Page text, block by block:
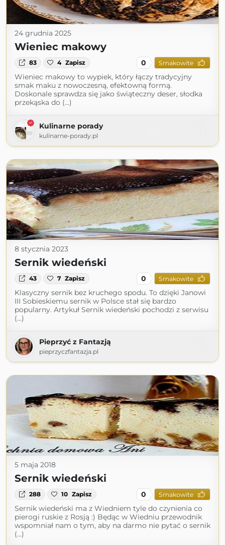
24 grudnia 2025
Wieniec makowy
83 4 Zapisz 0 Smakowite
Wieniec makowy to wypiek, który łączy tradycyjny
smak maku z nowoczesną, efektowną formą.
Doskonale sprawdza się jako świąteczny deser, słodka
przekąska do (...)
Kulinarne porady
kulinarne-porady.pl
8 stycznia 2023
Sernik wiedeński
43 7 Zapisz 0 Smakowite
Klasyczny sernik bez kruchego spodu. To dzięki Janowi
III Sobieskiemu sernik w Polsce stał się bardzo
popularny. Artykuł Sernik wiedeński pochodzi z serwisu
(...)
Pieprzyć z Fantazją
pieprzyczfantazja.pl
5 maja 2018
Sernik wiedeński
288 10 Zapisz 0 Smakowite
Sernik wiedeński ma z Wiedniem tyle do czynienia co
pierogi ruskie z Rosją :) Będąc w Wiedniu przewodnik
wspomniał nam o tym, aby na darmo nie pytać o sernik
(...)